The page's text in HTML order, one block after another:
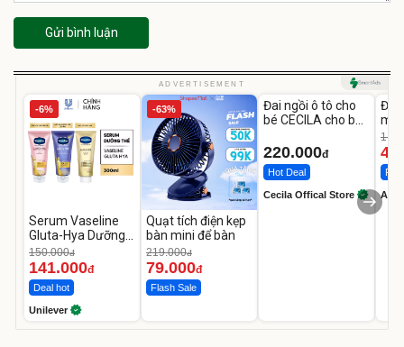
Gửi bình luận
ADVERTISEMENT
-6%
Serum Vaseline
Gluta-Hya Dưỡng
Da Sáng Mịn Sau 7
Ngày
150.000đ
141.000đ
Deal hot
Unilever
-63%
Quạt tích điện kẹp
bàn mini để bàn
219.000đ
79.000đ
Flash Sale
Đai ngồi ô tô cho
bé CECILA cho bé
220.000đ
Hot Deal
Cecila Offical Store A